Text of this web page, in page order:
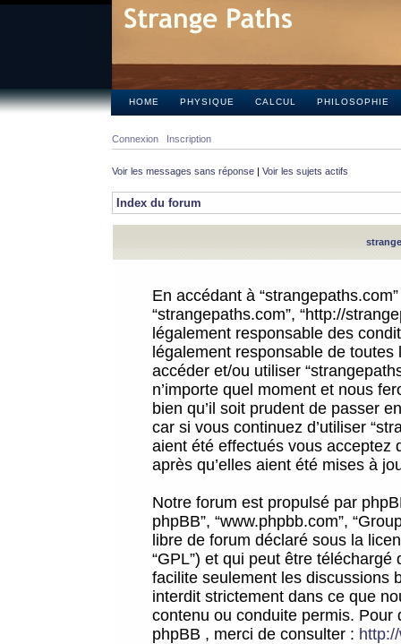
HOME PHYSIQUE CALCUL PHILOSOPHIE
Connexion Inscription
Voir les messages sans réponse | Voir les sujets actifs
Index du forum
En accédant à
“strangepaths.com”, “http://
légalement responsable des
légalement responsable de
accéder et/ou utiliser
n’importe quel moment et nous
bien qu’il soit prudent de passer
car si vous continuez d’utiliser
aient été effectués vous acceptez
après qu’elles aient été mises à
Notre forum est propulsé par
phpBB”, “www.phpbb.com”,
libre de forum déclaré sous la
“GPL”) et qui peut être téléchargé
facilite seulement les discussions
interdit strictement dans ce que
contenu ou conduite permis.
phpBB , merci de consulter :